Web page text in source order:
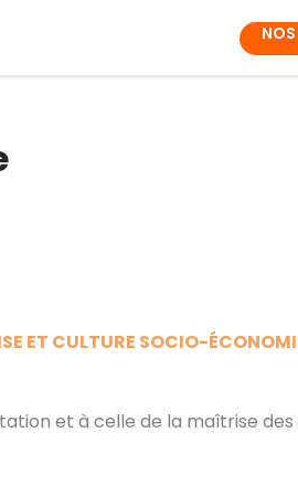
ET CULTURE SOCIO-
et à celle de la maîtrise